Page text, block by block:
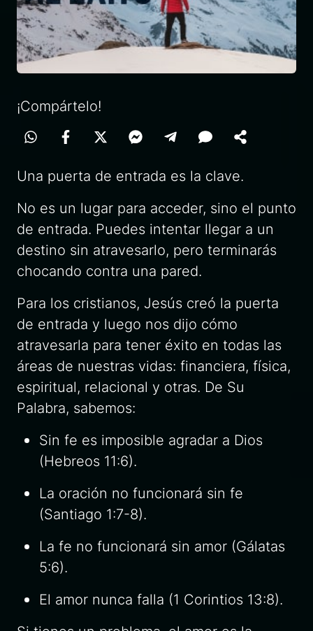
¡Compártelo!
Una puerta de entrada es la clave.
No es un lugar para acceder, sino el punto
de entrada. Puedes intentar llegar a un
destino sin atravesarlo, pero terminarás
chocando contra una pared.
Para los cristianos, Jesús creó la puerta
de entrada y luego nos dijo cómo
atravesarla para tener éxito en todas las
áreas de nuestras vidas: financiera, física,
espiritual, relacional y otras. De Su
Palabra, sabemos:
Sin fe es imposible agradar a Dios
(Hebreos 11:6).
La oración no funcionará sin fe
(Santiago 1:7-8).
La fe no funcionará sin amor (Gálatas
5:6).
El amor nunca falla (1 Corintios 13:8).